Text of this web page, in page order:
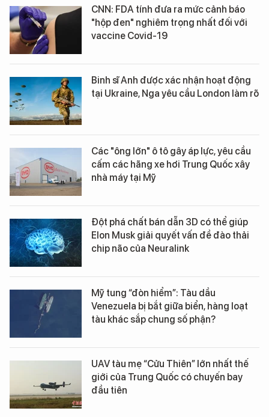
CNN: FDA tính đưa ra mức cảnh báo
"hộp đen" nghiêm trọng nhất đối với
vaccine Covid-19
Binh sĩ Anh được xác nhận hoạt động
tại Ukraine, Nga yêu cầu London làm rõ
Các "ông lớn" ô tô gây áp lực, yêu cầu
cấm các hãng xe hơi Trung Quốc xây
nhà máy tại Mỹ
Đột phá chất bán dẫn 3D có thể giúp
Elon Musk giải quyết vấn đề đào thải
chip não của Neuralink
Mỹ tung “đòn hiểm”: Tàu dầu
Venezuela bị bắt giữa biển, hàng loạt
tàu khác sắp chung số phận?
UAV tàu mẹ “Cửu Thiên” lớn nhất thế
giới của Trung Quốc có chuyến bay
đầu tiên